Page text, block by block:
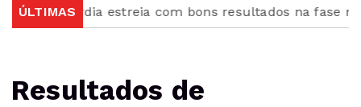
ÚLTIMASestreia com bons resultados na fase regional
Resultados de